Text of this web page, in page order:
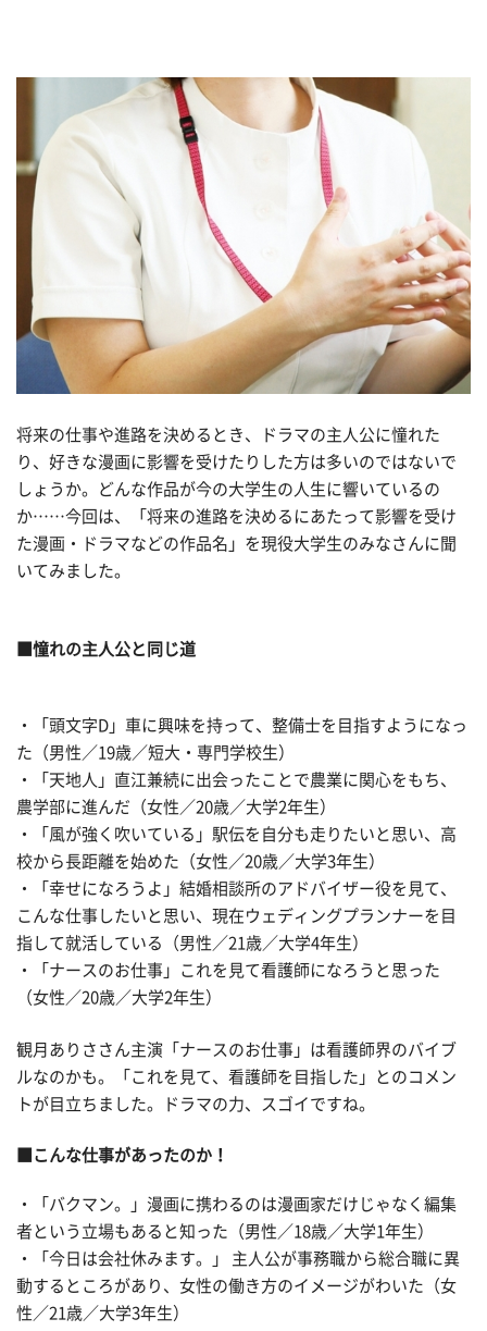
将来の仕事や進路を決めるとき、ドラマの主人公に憧れた
り、好きな漫画に影響を受けたりした方は多いのではないで
しょうか。どんな作品が今の大学生の人生に響いているの
か……今回は、「将来の進路を決めるにあたって影響を受け
た漫画・ドラマなどの作品名」を現役大学生のみなさんに聞
いてみました。
■憧れの主人公と同じ道
・「頭文字D」車に興味を持って、整備士を目指すようになっ
た（男性／19歳／短大・専門学校生）
・「天地人」直江兼続に出会ったことで農業に関心をもち、
農学部に進んだ（女性／20歳／大学2年生）
・「風が強く吹いている」駅伝を自分も走りたいと思い、高
校から長距離を始めた（女性／20歳／大学3年生）
・「幸せになろうよ」結婚相談所のアドバイザー役を見て、
こんな仕事したいと思い、現在ウェディングプランナーを目
指して就活している（男性／21歳／大学4年生）
・「ナースのお仕事」これを見て看護師になろうと思った
（女性／20歳／大学2年生）
観月ありささん主演「ナースのお仕事」は看護師界のバイブ
ルなのかも。「これを見て、看護師を目指した」とのコメン
トが目立ちました。ドラマの力、スゴイですね。
■こんな仕事があったのか！
・「バクマン。」漫画に携わるのは漫画家だけじゃなく編集
者という立場もあると知った（男性／18歳／大学1年生）
・「今日は会社休みます。」 主人公が事務職から総合職に異
動するところがあり、女性の働き方のイメージがわいた（女
性／21歳／大学3年生）